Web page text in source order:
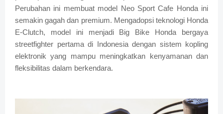
Perubahan ini membuat model Neo Sport Cafe Honda ini
semakin gagah dan premium. Mengadopsi teknologi Honda
E-Clutch, model ini menjadi Big Bike Honda bergaya
streetfighter pertama di Indonesia dengan sistem kopling
elektronik yang mampu meningkatkan kenyamanan dan
fleksibilitas dalam berkendara.